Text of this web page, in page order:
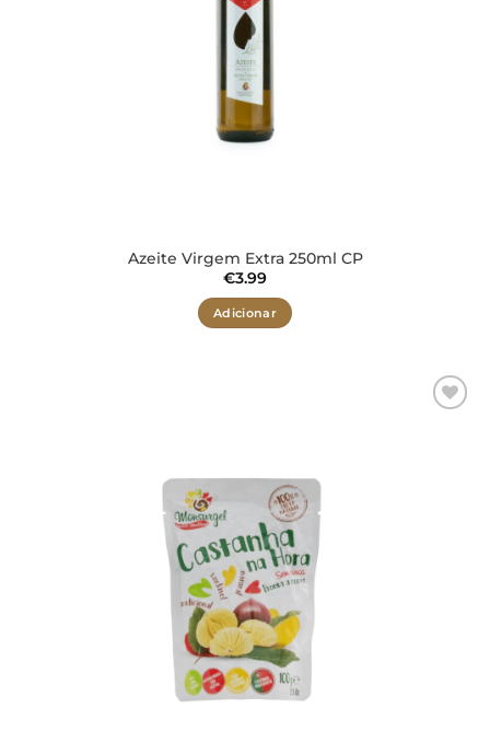
Azeite Virgem Extra 250ml CP
€3.99
Adicionar